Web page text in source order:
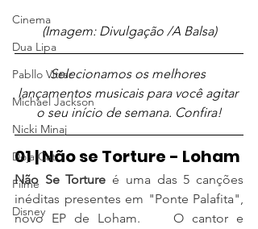
Cinema
Dua Lipa
Pabllo Vittar
Michael Jackson
Nicki Minaj
Doja Cat
Filme
Disney
(Imagem: Divulgação /A Balsa)
Selecionamos os melhores
lançamentos musicais para você agitar
o seu início de semana. Confira!
01 | Não se Torture - Loham
Não Se Torture é uma das 5 canções
inéditas presentes em "Ponte Palafita",
novo EP de Loham.    O cantor e